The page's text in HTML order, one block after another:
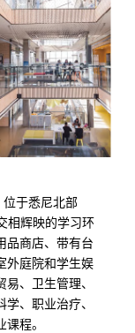
于悉尼北部
相辉映的学习环
品商店、带有台
外庭院和学生娱
、卫生管理、
、职业治疗、
程。